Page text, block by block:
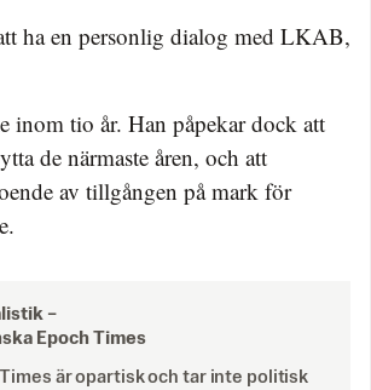
ha en personlig dialog med LKAB,
inom tio år. Han påpekar dock att
de närmaste åren, och att
av tillgången på mark för
–
Epoch Times
är opartisk och tar inte politisk